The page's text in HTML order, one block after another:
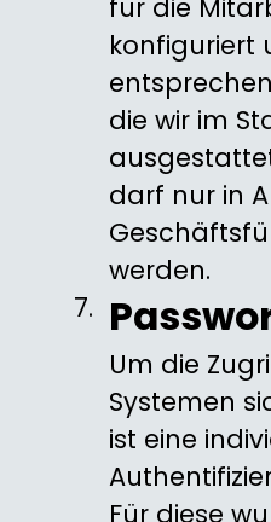
für die
konfiguriert
die wir im
darf nur in
werden.
Um die
Systemen
ist eine
Für diese